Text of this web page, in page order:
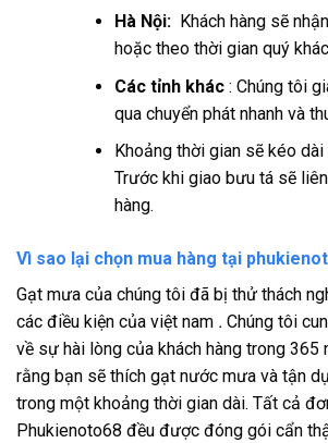
Hà Nội:Khách hàng sẽ
hoặc theo thời gian quý
Các tỉnh khác: Chúng tôi
qua chuyển phát nhanh và
Khoảng thời gian sẽ kéo
Trước khi giao bưu tá sẽ
hàng.
Vì sao lại chọn mua hàng tại
Gạt mưa của chúng tôi đã bị thử thách
các điều kiện của việt nam . Chúng tôi
về sự hài lòng của khách hàng trong 365
rằng bạn sẽ thích gạt nước mưa và tận
trong một khoảng thời gian dài. Tất cả
Phukienoto68 đều được đóng gói cẩn